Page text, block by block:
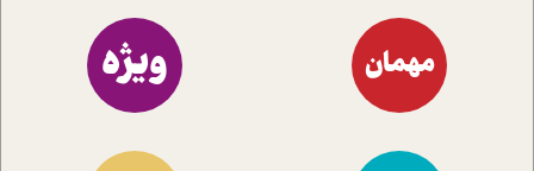
مهمان ویژه